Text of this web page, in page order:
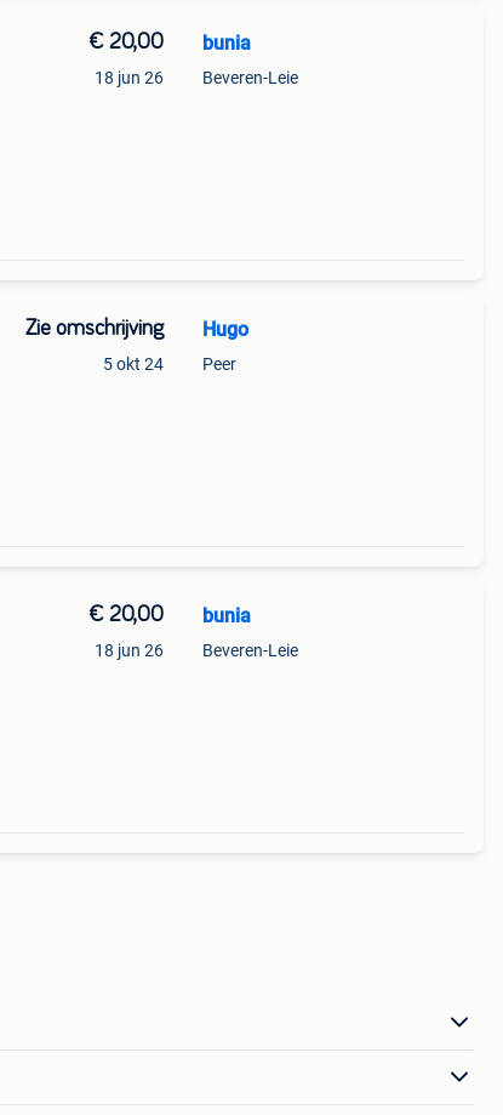
€ 20,00
18 jun 26
bunia
Beveren-Leie
Zie omschrijving
5 okt 24
Hugo
Peer
€ 20,00
18 jun 26
bunia
Beveren-Leie